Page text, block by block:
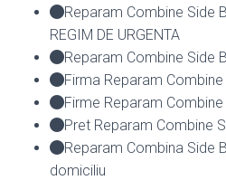
Reparam Combine Side
REGIM DE URGENTA
Reparam Combine Side
Firma Reparam
Firme Reparam
Pret Reparam Combine
Reparam Combina Side
domiciliu